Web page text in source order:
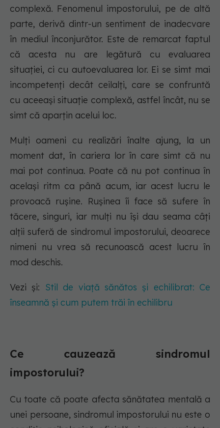
complexă. Fenomenul impostorului, pe de altă
parte, derivă dintr-un sentiment de inadecvare
în mediul înconjurător. Este de remarcat faptul
că acesta nu are legătură cu evaluarea
situației, ci cu autoevaluarea lor. Ei se simt mai
incompetenți decât ceilalți, care se confruntă
cu aceeași situație complexă, astfel încât, nu se
simt că aparțin acelui loc.
Mulți oameni cu realizări înalte ajung, la un
moment dat, în cariera lor în care simt că nu
mai pot continua. Poate că nu pot continua în
același ritm ca până acum, iar acest lucru le
provoacă rușine. Rușinea îi face să sufere în
tăcere, singuri, iar mulți nu își dau seama câți
alții suferă de sindromul impostorului, deoarece
nimeni nu vrea să recunoască acest lucru în
mod deschis.
Vezi și: Stil de viață sănătos și echilibrat: Ce
înseamnă și cum putem trăi în echilibru
Ce cauzează sindromul
impostorului?
Cu toate că poate afecta sănătatea mentală a
unei persoane, sindromul impostorului nu este o